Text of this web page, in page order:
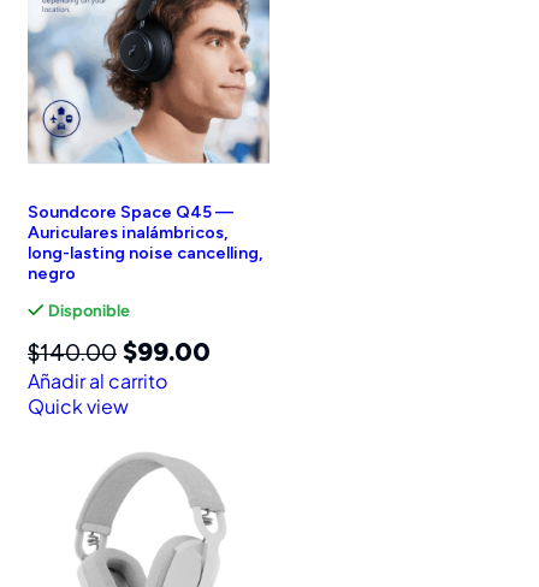
Soundcore Space Q45 —
Auriculares inalámbricos,
long-lasting noise cancelling,
negro
Disponible
$140.00 $99.00
Añadir al carrito
Quick view